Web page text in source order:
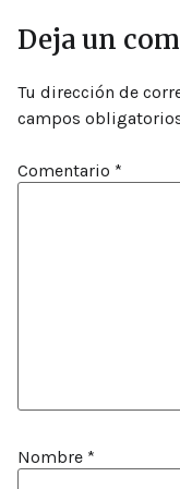
Deja un
Tu dirección de
campos
Comentario *
Nombre *